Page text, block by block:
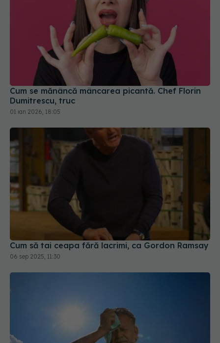
Cum se mănâncă mâncarea picantă. Chef Florin
Dumitrescu, truc
01 ian 2026, 18:05
Cum să tai ceapa fără lacrimi, ca Gordon Ramsay
06 sep 2025, 11:30